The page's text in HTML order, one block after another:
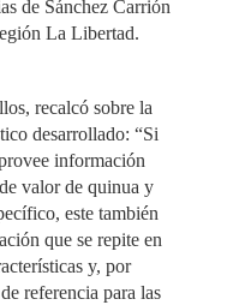
de Sánchez Carrión
La Libertad.
recalcó sobre la
desarrollado: “Si
información
valor de quinua y
este también
que se repite en
y, por
referencia para las